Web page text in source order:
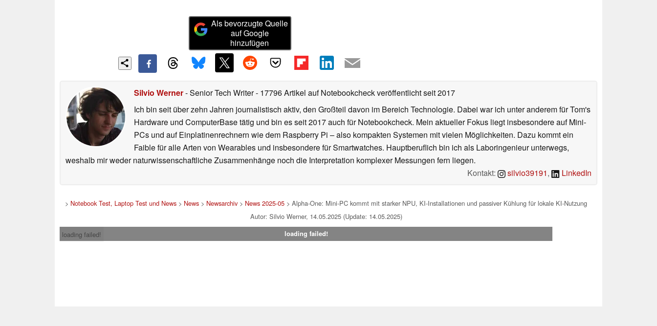
Als bevorzugte Quelle
auf Google
hinzufügen
Silvio Werner- Senior Tech Writer- 17796 Artikel auf Notebookcheck veröffentlichtseit 2017
Ich bin seit über zehn Jahren journalistisch aktiv, den Großteil davon im Bereich Technologie. Dabei war ich unter anderem für Tom's
Hardware und ComputerBase tätig und bin es seit 2017 auch für Notebookcheck. Mein aktueller Fokus liegt insbesondere auf Mini-
PCs und auf Einplatinenrechnern wie dem Raspberry Pi – also kompakten Systemen mit vielen Möglichkeiten. Dazu kommt ein
Faible für alle Arten von Wearables und insbesondere für Smartwatches. Hauptberuflich bin ich als Laboringenieur unterwegs,
weshalb mir weder naturwissenschaftliche Zusammenhänge noch die Interpretation komplexer Messungen fern liegen.
Kontakt:
silvio39191, LinkedIn
> Notebook Test, Laptop Test und News > News > Newsarchiv > News 2025-05 > Alpha-One: Mini-PC kommt mit starker NPU, KI-Installationen und passiver Kühlung für lokale KI-Nutzung
Autor: Silvio Werner, 14.05.2025 (Update: 14.05.2025)
loading failed!
loading failed!